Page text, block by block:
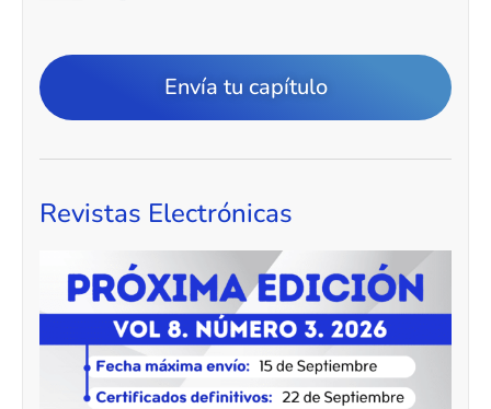
Envía tu capítulo
Revistas Electrónicas